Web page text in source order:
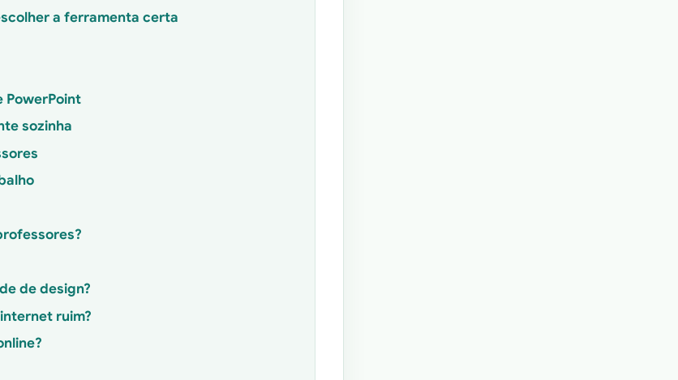
a ferramenta certa
PowerPoint
sozinha
de design?
ruim?